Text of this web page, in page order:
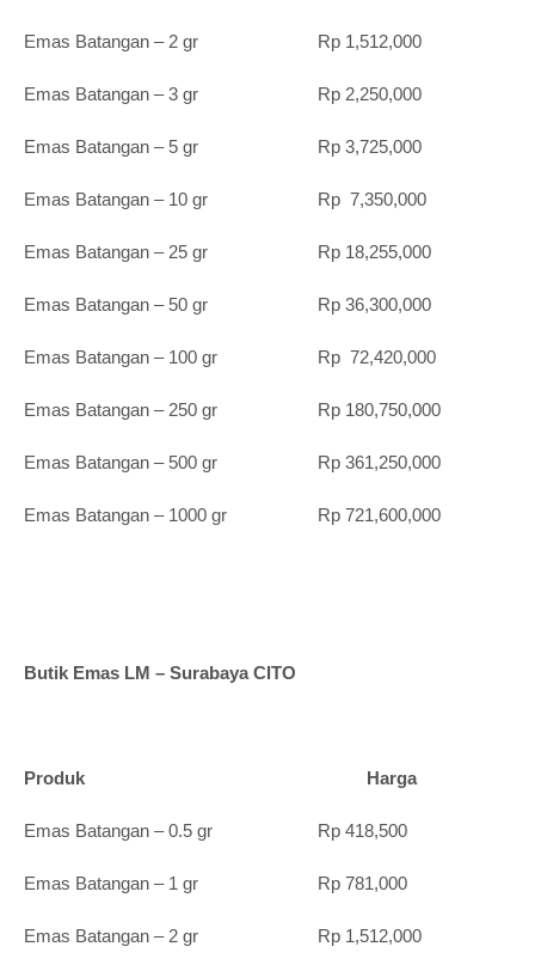
Emas Batangan – 2 gr Rp 1,512,000
Emas Batangan – 3 gr Rp 2,250,000
Emas Batangan – 5 gr Rp 3,725,000
Emas Batangan – 10 gr Rp 7,350,000
Emas Batangan – 25 gr Rp 18,255,000
Emas Batangan – 50 gr Rp 36,300,000
Emas Batangan – 100 gr Rp 72,420,000
Emas Batangan – 250 gr Rp 180,750,000
Emas Batangan – 500 gr Rp 361,250,000
Emas Batangan – 1000 gr Rp 721,600,000
Butik Emas LM – Surabaya CITO
Produk Harga
Emas Batangan – 0.5 gr Rp 418,500
Emas Batangan – 1 gr Rp 781,000
Emas Batangan – 2 gr Rp 1,512,000